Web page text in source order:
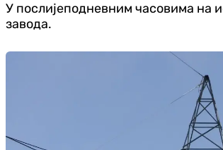
У послијеподневним часовима на
завода.